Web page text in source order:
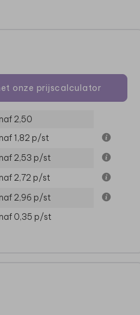
onze prijscalculator
2,50
1,82 p/st
2,53 p/st
2,72 p/st
2,96 p/st
0,35 p/st